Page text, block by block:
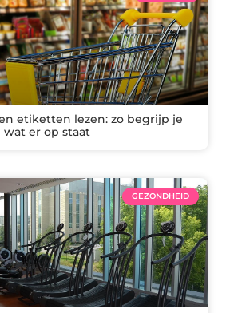
etiketten lezen: zo begrijp je
wat er op staat
GEZONDHEID